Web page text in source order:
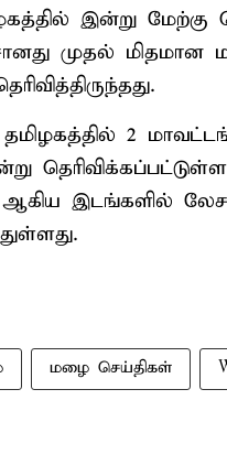
இன்று மேற்கு
முதல்
2
ஆகிய இடங்களில்
மழை செய்திகள்